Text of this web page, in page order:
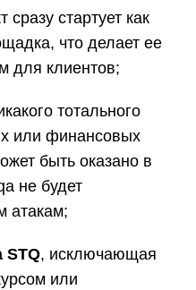
сразу стартует как
что делает ее
для клиентов;
тотального
или финансовых
быть оказано в
не будет
атакам;
STQ, исключающая
или